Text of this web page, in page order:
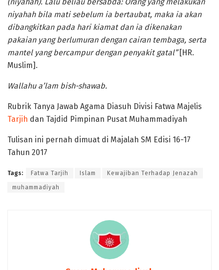
(niyahah). Lalu beliau bersabda: Orang yang melakukan
niyahah bila mati sebelum ia bertaubat, maka ia akan
dibangkitkan pada hari kiamat dan ia dikenakan
pakaian yang berlumuran dengan cairan tembaga, serta
mantel yang bercampur dengan penyakit gatal”[HR.
Muslim].
Wallahu a’lam bish-shawab.
Rubrik Tanya Jawab Agama Diasuh Divisi Fatwa Majelis
Tarjih dan Tajdid Pimpinan Pusat Muhammadiyah
Tulisan ini pernah dimuat di Majalah SM Edisi 16-17
Tahun 2017
Tags: Fatwa Tarjih Islam Kewajiban Terhadap Jenazah
muhammadiyah